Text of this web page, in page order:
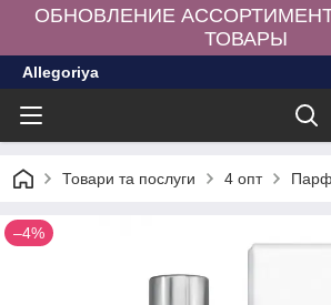
ОБНОВЛЕНИЕ
ТОВАРЫ
Allegoriya
Товари та послуги 4 опт
–4%